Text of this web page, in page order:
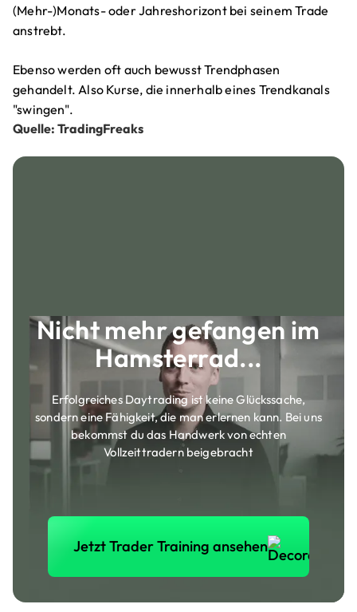
(Mehr-)Monats- oder Jahreshorizont bei seinem Trade
anstrebt.
Ebenso werden oft auch bewusst Trendphasen
gehandelt. Also Kurse, die innerhalb eines Trendkanals
"swingen".
Quelle: TradingFreaks
Nicht mehr gefangen im
Hamsterrad...
Erfolgreiches Daytrading ist keine Glückssache,
sondern eine Fähigkeit, die man erlernen kann. Bei uns
bekommst du das Handwerk von echten
Vollzeittradern beigebracht
Jetzt Trader Training ansehen
Jetzt Trader Training